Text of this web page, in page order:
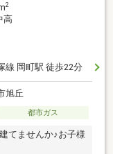
2
高
線 岡町駅 徒歩22分
旭丘
都市ガス
てませんか♪お子様